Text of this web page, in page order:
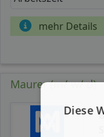
mehr Details
Maurer (m/ w/ d)
Diese